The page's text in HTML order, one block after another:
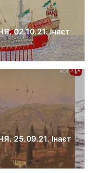
02.10.21. Інаєт
25.09.21. Інаєт